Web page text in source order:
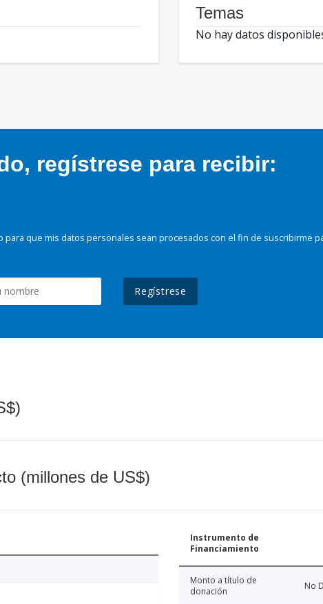
Temas
No hay datos
regístrese para recibir:
para que mis datos personales sean procesados con el fin de suscribirme
Regístrese
(millones de US$)
Instrumento de
Financiamiento
Monto a título de
donación
No